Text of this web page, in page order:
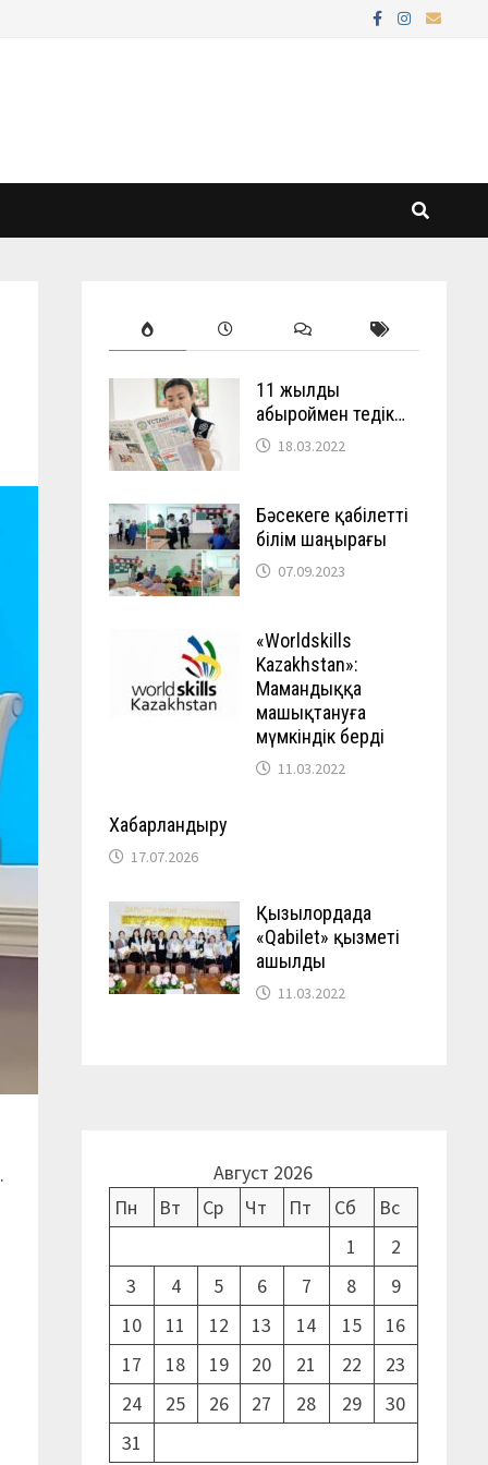
11 жылды
абыроймен өтедік…
18.03.2022
Бәсекеге қабілетті
білім шаңырағы
07.09.2023
«Worldskills
Kazakhstan»:
Мамандыққа
машықтануға
мүмкіндік берді
11.03.2022
Хабарландыру
17.07.2026
Қызылордада
«Qabilet» қызметі
ашылды
11.03.2022
Август 2026
Пн
Вт Ср Чт Пт Сб
Вс
1
2
3
4 5 6 7 8
9
10
11 12 13 14 15
16
17
18 19 20 21 22
23
24
25 26 27 28 29
30
31